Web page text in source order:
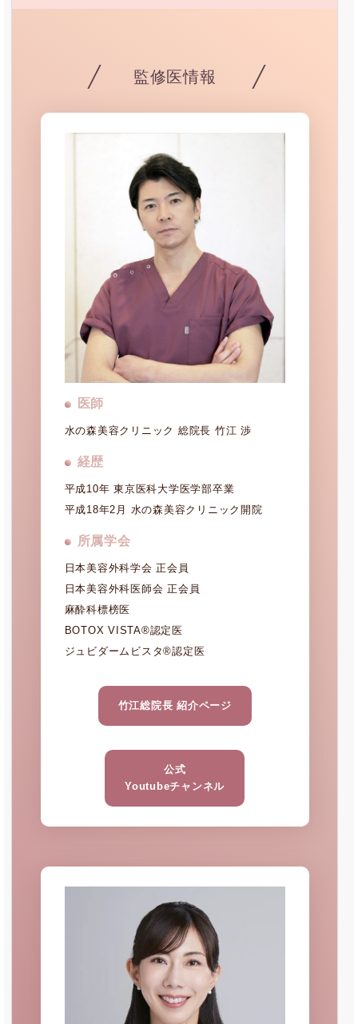
監修医情報
医師
水の森美容クリニック 総院長 竹江 渉
経歴
平成10年 東京医科大学医学部卒業
平成18年2月 水の森美容クリニック開院
所属学会
日本美容外科学会 正会員
日本美容外科医師会 正会員
麻酔科標榜医
BOTOX VISTA®認定医
ジュビダームビスタ®認定医
竹江総院長 紹介ページ
公式
Youtubeチャンネル